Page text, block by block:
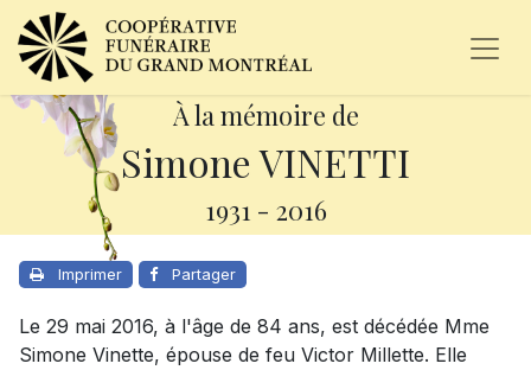
À la mémoire de
Simone VINETTI
1931 - 2016
Imprimer Partager
Le 29 mai 2016, à l'âge de 84 ans, est décédée Mme
Simone Vinette, épouse de feu Victor Millette. Elle